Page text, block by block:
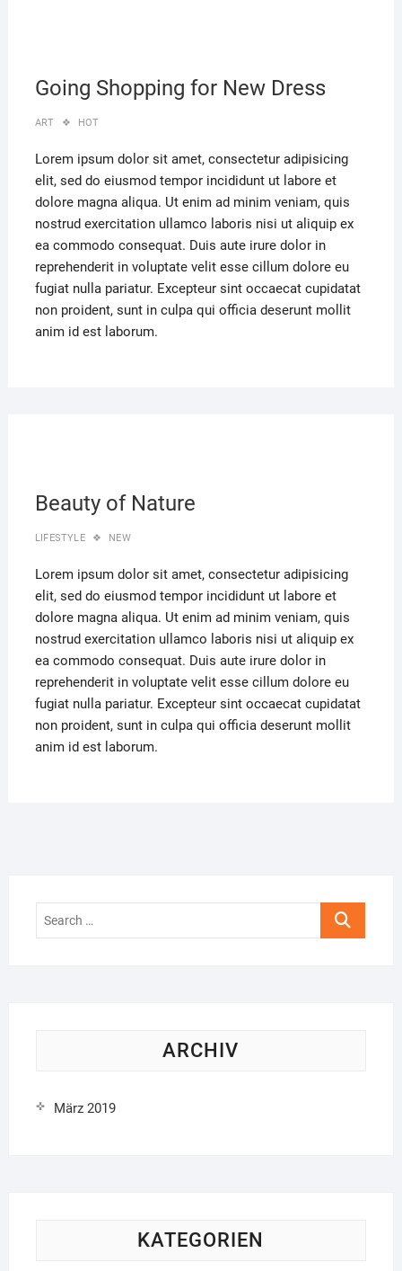
Going Shopping for New Dress
ART HOT
Lorem ipsum dolor sit amet, consectetur adipisicing
elit, sed do eiusmod tempor incididunt ut labore et
dolore magna aliqua. Ut enim ad minim veniam, quis
nostrud exercitation ullamco laboris nisi ut aliquip ex
ea commodo consequat. Duis aute irure dolor in
reprehenderit in voluptate velit esse cillum dolore eu
fugiat nulla pariatur. Excepteur sint occaecat cupidatat
non proident, sunt in culpa qui officia deserunt mollit
anim id est laborum.
Beauty of Nature
LIFESTYLE NEW
Lorem ipsum dolor sit amet, consectetur adipisicing
elit, sed do eiusmod tempor incididunt ut labore et
dolore magna aliqua. Ut enim ad minim veniam, quis
nostrud exercitation ullamco laboris nisi ut aliquip ex
ea commodo consequat. Duis aute irure dolor in
reprehenderit in voluptate velit esse cillum dolore eu
fugiat nulla pariatur. Excepteur sint occaecat cupidatat
non proident, sunt in culpa qui officia deserunt mollit
anim id est laborum.
Search
ARCHIV
März 2019
KATEGORIEN